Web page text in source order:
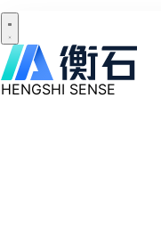
HENGSHI SENSE